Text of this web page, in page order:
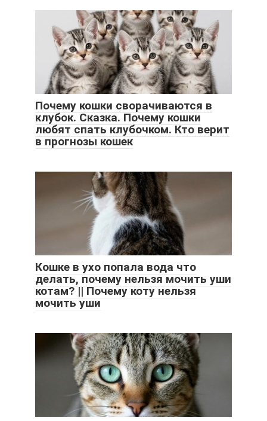
Почему кошки сворачиваются в
клубок. Сказка. Почему кошки
любят спать клубочком. Кто верит
в прогнозы кошек
Кошке в ухо попала вода что
делать, почему нельзя мочить уши
котам? || Почему коту нельзя
мочить уши